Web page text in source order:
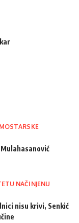
NAČINJENU
nisu krivi, Senkić